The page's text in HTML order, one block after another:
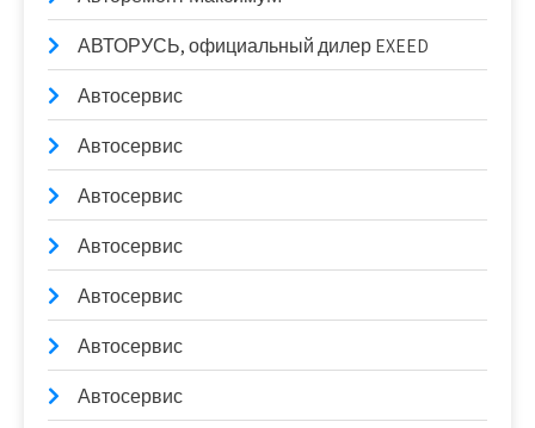
АВТОРУСЬ, официальный дилер EXEED
Автосервис
Автосервис
Автосервис
Автосервис
Автосервис
Автосервис
Автосервис